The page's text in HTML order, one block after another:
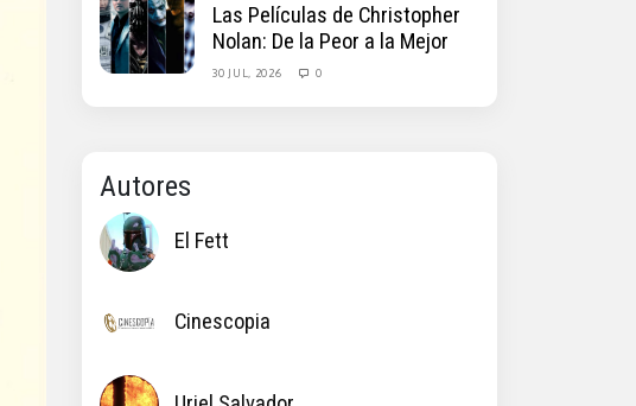
Las Películas de Christopher
Nolan: De la Peor a la Mejor
30 JUL, 2026 0
Autores
El Fett
Cinescopia